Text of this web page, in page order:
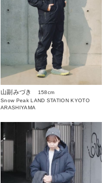
山副みづき
158cm
Snow Peak LAND STATION KYOTO
ARASHIYAMA